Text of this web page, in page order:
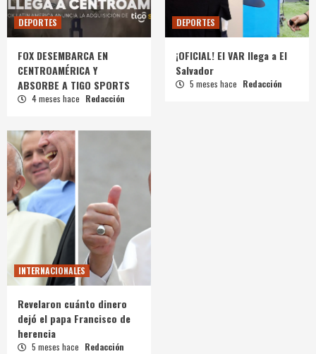
DEPORTES
FOX DESEMBARCA EN
CENTROAMÉRICA Y
ABSORBE A TIGO SPORTS
4 meses hace Redacción
DEPORTES
¡OFICIAL! El VAR llega a El
Salvador
5 meses hace Redacción
INTERNACIONALES
Revelaron cuánto dinero
dejó el papa Francisco de
herencia
5 meses hace Redacción